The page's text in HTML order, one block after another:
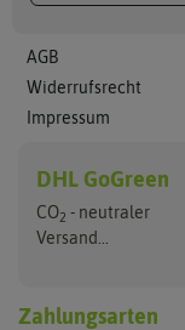
AGB
Widerrufsrecht
Impressum
DHL GoGreen
CO2 - neutraler
Versand...
Zahlungsarten